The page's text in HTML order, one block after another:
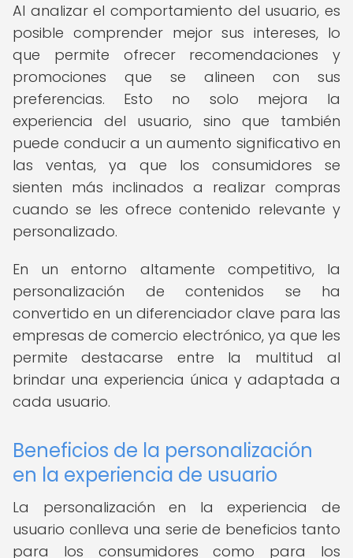
Al analizar el comportamiento del usuario, es
posible comprender mejor sus intereses, lo
que permite ofrecer recomendaciones y
promociones que se alineen con sus
preferencias. Esto no solo mejora la
experiencia del usuario, sino que también
puede conducir a un aumento significativo en
las ventas, ya que los consumidores se
sienten más inclinados a realizar compras
cuando se les ofrece contenido relevante y
personalizado.
En un entorno altamente competitivo, la
personalización de contenidos se ha
convertido en un diferenciador clave para las
empresas de comercio electrónico, ya que les
permite destacarse entre la multitud al
brindar una experiencia única y adaptada a
cada usuario.
Beneficios de la personalización
en la experiencia de usuario
La personalización en la experiencia de
usuario conlleva una serie de beneficios tanto
para los consumidores como para los